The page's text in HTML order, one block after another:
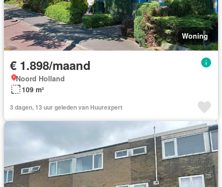
Woning
€ 1.898/maand
Noord Holland
109 m²
3 dagen, 13 uur geleden van Huurexpert